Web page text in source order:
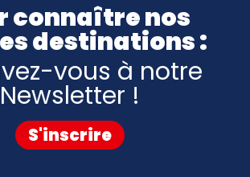
connaître nos
destinations :
vous à notre
Newsletter !
S'inscrire